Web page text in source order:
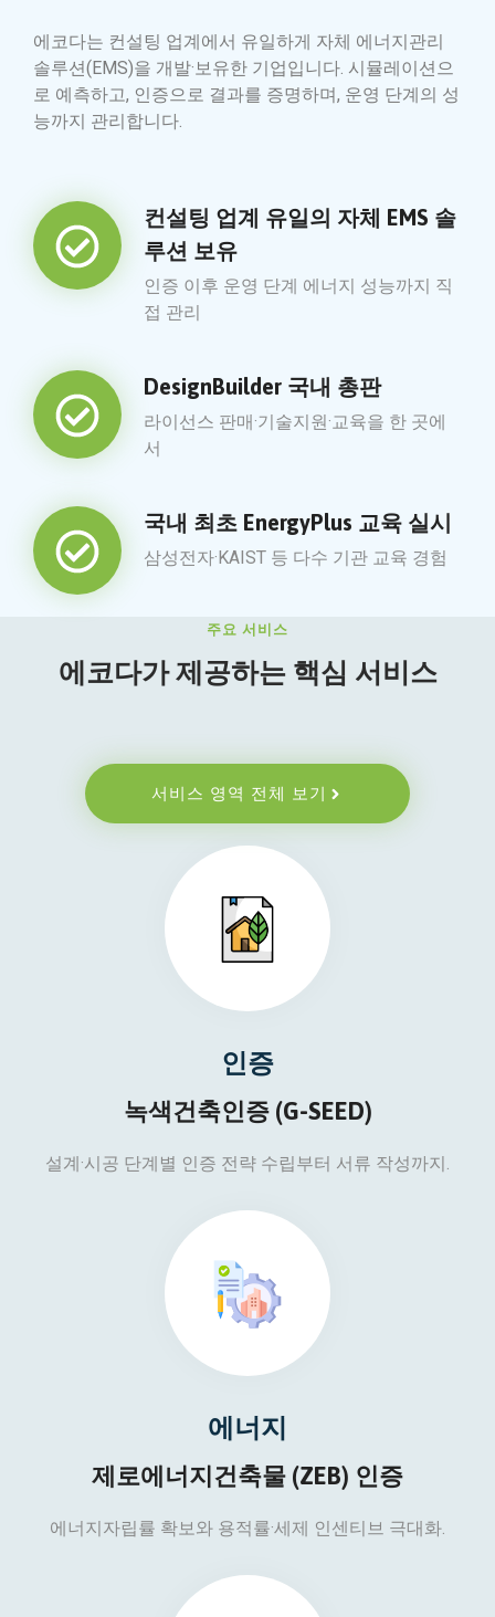
에코다는 컨설팅 업계에서 유일하게 자체 에너지관리
솔루션(EMS)을 개발·보유한 기업입니다. 시뮬레이션으
로 예측하고, 인증으로 결과를 증명하며, 운영 단계의 성
능까지 관리합니다.
컨설팅 업계 유일의 자체 EMS 솔
루션 보유
인증 이후 운영 단계 에너지 성능까지 직
접 관리
DesignBuilder 국내 총판
라이선스 판매·기술지원·교육을 한 곳에
서
국내 최초 EnergyPlus 교육 실시
삼성전자·KAIST 등 다수 기관 교육 경험
주요 서비스
에코다가 제공하는 핵심 서비스
서비스 영역 전체 보기
인증
녹색건축인증 (G-SEED)
설계·시공 단계별 인증 전략 수립부터 서류 작성까지.
에너지
제로에너지건축물 (ZEB) 인증
에너지자립률 확보와 용적률·세제 인센티브 극대화.